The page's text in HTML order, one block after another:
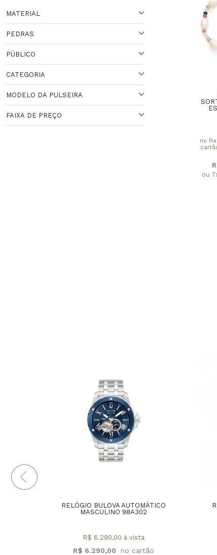
MATERIAL
PEDRAS
PÚBLICO
CATEGORIA
MODELO DA PULSEIRA
FAIXA DE PREÇO
no
ou
RELÓGIO BULOVA AUTOMÁTICO
MASCULINO 98A302
R$ 6.290,00
R$ 6.290,00 à vista